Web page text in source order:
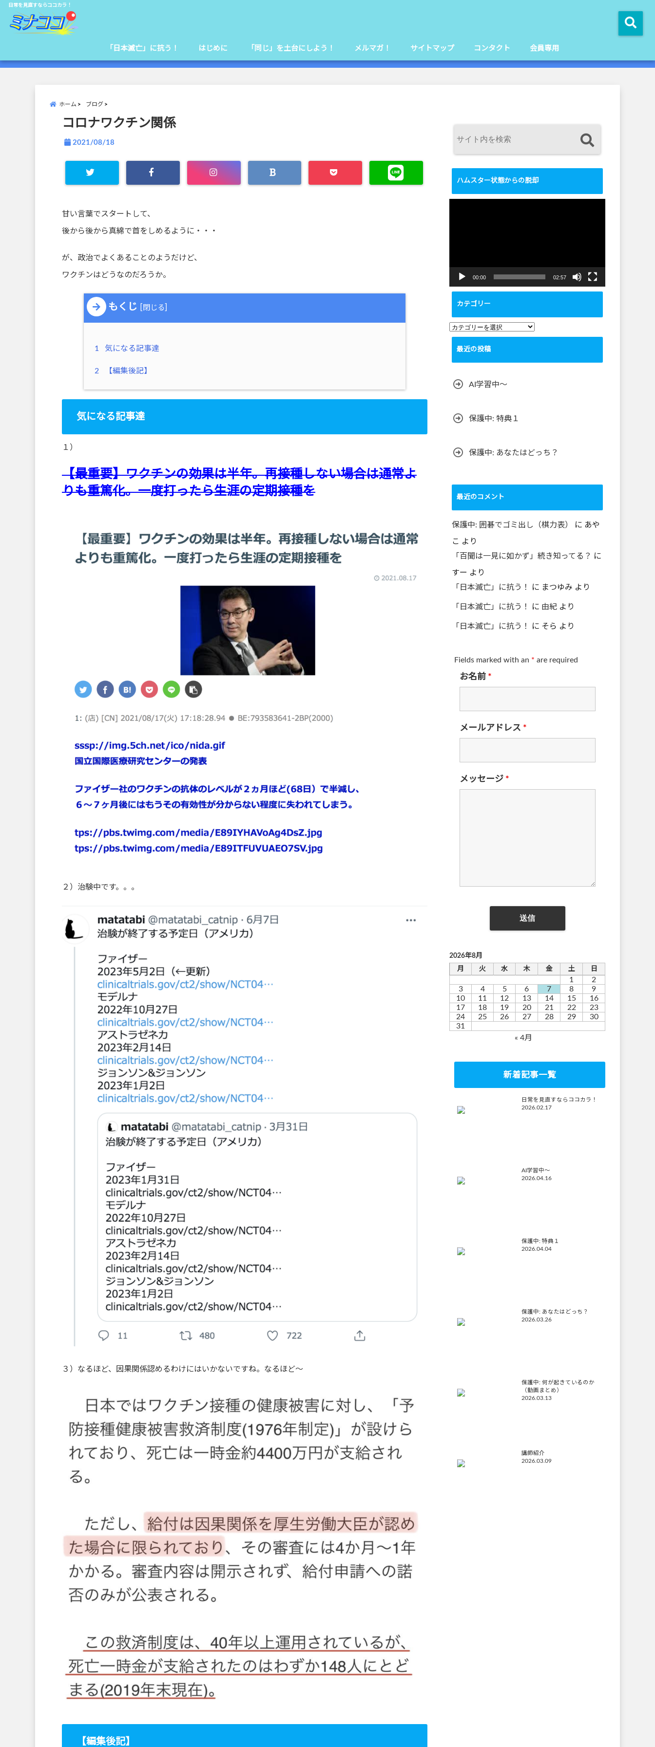
日常を見直すならココカラ！
「日本滅亡」に抗う！ はじめに 「同じ」を土台にしよう！ メルマガ！ サイトマップ コンタクト 会員専用
ホーム ブログ
コロナワクチン関係
2021/08/18
甘い言葉でスタートして、
後から後から真綿で首をしめるように・・・
が、政治でよくあることのようだけど、
ワクチンはどうなのだろうか。
もくじ 閉じる
1 気になる記事達
2 【編集後記】
気になる記事達
１）
【最重要】ワクチンの効果は半年。再接種しない場合は通常よ
りも重篤化。一度打ったら生涯の定期接種を
２）治験中です。。。
３）なるほど、因果関係認めるわけにはいかないですね。なるほど〜
【編集後記】
ハムスター状態からの脱却
00:00 02:57
カテゴリー
カ
テ
リ
最近の投稿
AI学習中〜
保護中: 特典１
保護中: あなたはどっち？
最近のコメント
保護中: 囲碁でゴミ出し（棋力表） に あや
こ より
「百聞は一見に如かず」続き知ってる？
に
すー より
「日本滅亡」に抗う！
に まつゆみ より
「日本滅亡」に抗う！ に 由紀 より
「日本滅亡」に抗う！ に そら より
Fields marked with an * are required
お名前 *
メールアドレス *
メッセージ *
2026年8月
月
火 水 木 金 土 日
1
2
3
4 5 6 7 8
9
10
11 12 13 14 15
16
17
18 19 20 21 22
23
24
25 26 27 28 29
30
31
« 4月
新着記事一覧
日常を見直すならココカラ！
2026.02.17
AI学習中〜
2026.04.16
保護中: 特典１
2026.04.04
保護中: あなたはどっち？
2026.03.26
保護中: 何が起きているのか
（動画まとめ）
2026.03.13
講師紹介
2026.03.09